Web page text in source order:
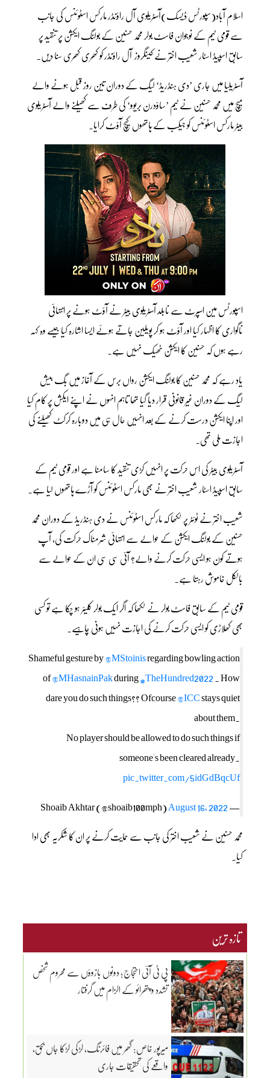
اسلام آباد(سپورٹس ڈیسک)آسٹریلوی آل راؤنڈر مارکس اسٹوئنس کی جانب
سے قومی ٹیم کے نوجوان فاسٹ بولر محمد حسنین کے بولنگ ایکشن پر تنقید پر
سابق اسپیڈ اسٹار شعیب اختر نے کینگروز آل راؤنڈر کو کھری کھری سنا دیں۔
آسٹریلیا میں جاری ’دی ہنڈریڈ‘ لیگ کے دوران تین روز قبل ہونے والے
میچ میں محمد حسنین نے ٹیم ’ساؤدرن بریوو‘ کی طرف سے کھیلنے والے آسٹریلوی
بیٹر مارکس اسٹوئنس کو جیکب کے ہاتھوں کیچ آؤٹ کرایا۔
اسپورٹس مین اسپرٹ سے نابلد آسٹریلوی بیٹر نے آؤٹ ہونے پر انتہائی
ناگواری کا اظہار کیا اور آؤٹ ہو کر پویلین جاتے ہوئے ایسا اشارہ کیا جیسے وہ کہہ
رہے ہوں کہ حسنین کا ایکشن ٹھیک نہیں ہے۔
یاد رہے کہ محمد حسنین کا بولنگ ایکشن رواں برس کے آغاز میں بگ بیش
لیگ کے دوران غیر قانونی قرار دیا گیا تھا تاہم انہوں نے اپنے ایکش پر کام کیا
اور اپنا ایکشن درست کرنے کے بعد انہیں حال ہی میں دوبارہ کرکٹ کھیلنے کی
اجازت ملی تھی۔
آسٹریلوی بیٹر کی اس حرکت پر انہیں کڑی تنقید کا سامنا ہے اور قومی ٹیم کے
سابق اسپیڈ اسٹار شعیب اختر نے بھی مارکس اسٹوئنس کو آڑے ہاتھوں لیا ہے۔
شعیب اختر نے ٹوئٹر پر لکھا کہ مارکس اسٹوئنس نے دی ہنڈریڈ کے دوران محمد
حسنین کے بولنگ ایکشن کے حوالے سے انتہائی شرمناک حرکت کی، آپ
ہوتے کون ہو ایسی حرکت کرنے والے؟ آئی سی سی ان کے حوالے سے
بالکل خاموش رہتا ہے۔
قومی ٹیم کے سابق فاسٹ بولر نے لکھا کہ اگر ایک بولر کلیئر ہو چکا ہے تو کسی
بھی کھلاڑی کو ایسی حرکت کرنے کی اجازت نہیں ہونی چاہیے۔
Shameful gesture by@MStoinisregarding bowling action
of@MHasnainPakduring#TheHundred2022. How
dare you do such things?? Ofcourse@ICCstays quiet
about them.
No player should be allowed to do such things if
someone's been cleared already.
pic.twitter.com/5idGdBqcUf
— Shoaib Akhtar (@shoaib100mph)
August 16, 2022
محمد حسنین نے شعیب اختر کی جانب سے حمایت کرنے پر ان کا شکریہ بھی ادا
کیا۔
تازہ ترین
پی ٹی آئی احتجاج؛ دونوں بازوؤں سے محروم شخص
تشدد و پتھرائو کے الزام میں گرفتار
میرپور خاص: گھر میں فائرنگ، لڑکی لڑکا جاں بحق،
واقعے کی تحقیقات جاری